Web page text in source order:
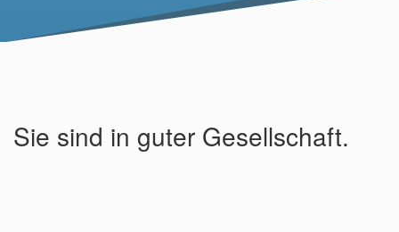
Sie sind in guter Gesellschaft.